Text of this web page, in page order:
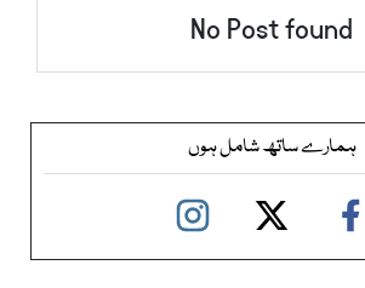
No Post found
ہمارے ساتھ شامل ہوں